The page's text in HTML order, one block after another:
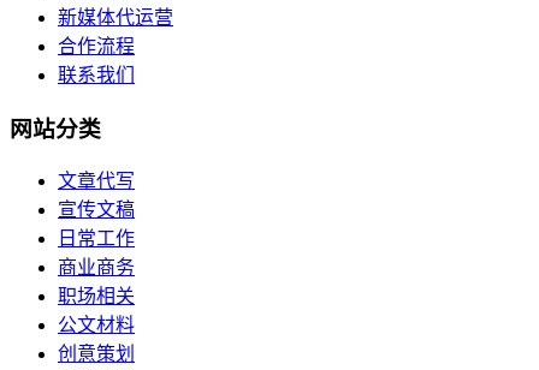
新媒体代运营
合作流程
联系我们
网站分类
文章代写
宣传文稿
日常工作
商业商务
职场相关
公文材料
创意策划